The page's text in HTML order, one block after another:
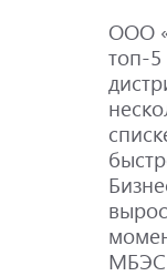
ООО
топ-
МБЭС